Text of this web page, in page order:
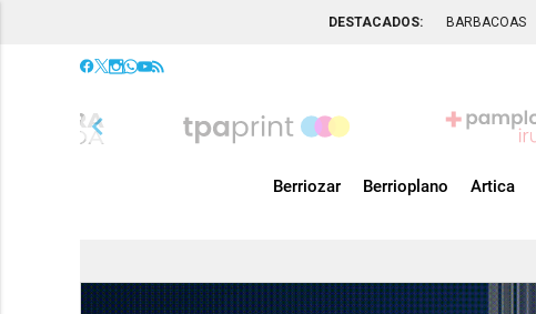
DESTACADOS: BARBACOAS
chevron_left
Berriozar Berrioplano Artica